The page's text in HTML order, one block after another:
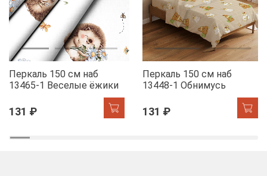
Перкаль 150 см наб
13465-1 Веселые ёжики
131 ₽
Перкаль 150 см наб
13448-1 Обнимусь
131 ₽